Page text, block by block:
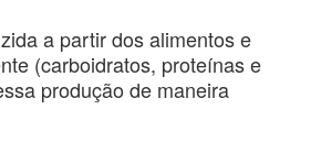
a partir dos alimentos e
(carboidratos, proteínas e
produção de maneira